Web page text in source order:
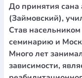
Навчальні мапи
виробиМіні-лампи
подарункові Плакати
Подарункові картки
Зошити
Фотокартини
Календарі
Листівки Сувенирна
До принятия сана
(Займовский),
Став
семинарию и
Много лет
зависимости,